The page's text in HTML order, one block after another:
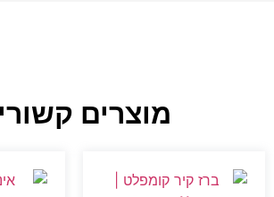
מוצרים